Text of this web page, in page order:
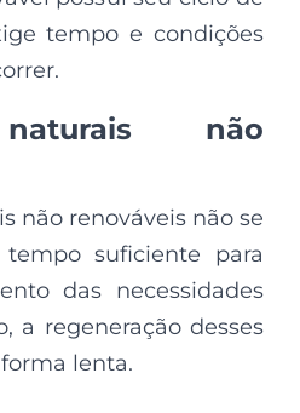
tempo e condições
não
não renováveis não se
suficiente para
das necessidades
a regeneração desses
lenta.